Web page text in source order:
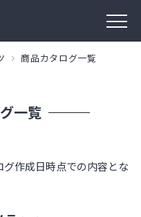
商品カタログ一覧
一覧
作成日時点での内容とな